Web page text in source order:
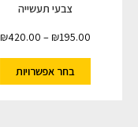
צבעי תעשייה
₪195.00
–
₪420.00
בחר אפשרויות